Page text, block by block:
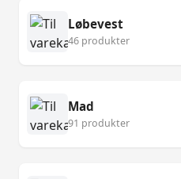
Løbevest
46 produkter
Mad
91 produkter